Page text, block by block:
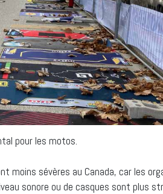
pour les motos.
moins sévères au Canada, car les
sonore ou de casques sont plus